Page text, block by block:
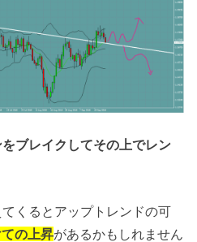
をブレイクしてその上でレン
くるとアップトレンドの可
の上昇があるかもしれません